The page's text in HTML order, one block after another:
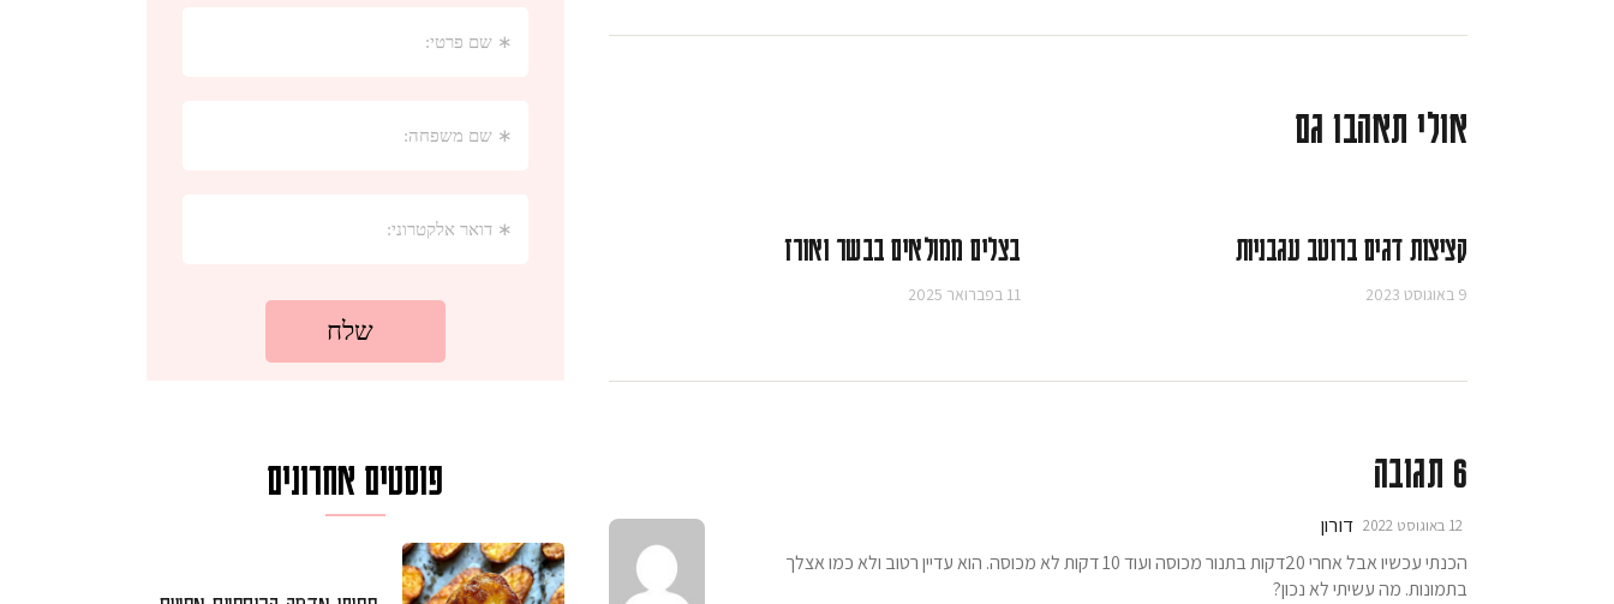
אולי תאהבו גם
קציצות דגים ברוטב עגבניות
9 באוגוסט 2023
בצלים ממולאים בבשר ואורז
11 בפברואר 2025
6 תגובה
דורון 12 באוגוסט 2022
הכנתי עכשיו אבל אחרי 20דקות בתנור מכוסה ועוד 10 דקות לא מכוסה. הוא עדיין רטוב ולא כמו אצלך
בתמונות. מה עשיתי לא נכון?
פוסטים אחרונים